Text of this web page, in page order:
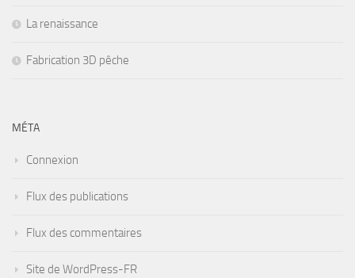
La renaissance
Fabrication 3D pêche
MÉTA
Connexion
Flux des publications
Flux des commentaires
Site de WordPress-FR